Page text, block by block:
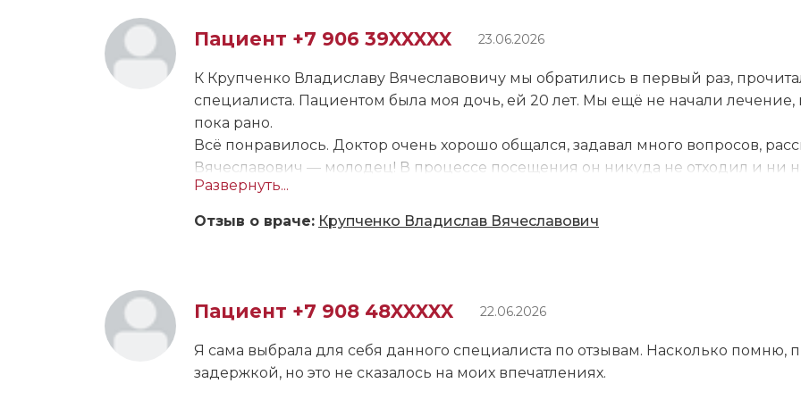
благодарна Анастасии Анатольевне за её грамотность, доброту и
врачей!
Пациент +7 906 39XXXXX 23.06.2026
К Крупченко Владиславу Вячеславовичу мы обратились в первый раз,
специалиста. Пациентом была моя дочь, ей 20 лет. Мы ещё не начали лечение,
пока рано.
Всё понравилось. Доктор очень хорошо общался, задавал много вопросов,
Вячеславович — молодец! В процессе посещения он никуда не отходил и ни
без задержек, всё было в порядке. Мы находились у него долго, времени
итогам никаких вопросов к специалисту не осталось, он всё объяснил. При
Развернуть...
Отзыв о враче: Крупченко Владислав Вячеславович
Пациент +7 908 48XXXXX 22.06.2026
Я сама выбрала для себя данного специалиста по отзывам. Насколько помню,
задержкой, но это не сказалось на моих впечатлениях.